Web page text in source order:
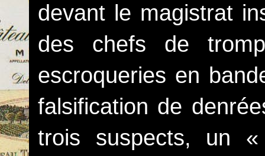
devant le magistrat
des chefs de
escroqueries en
falsification de
trois suspects, un «